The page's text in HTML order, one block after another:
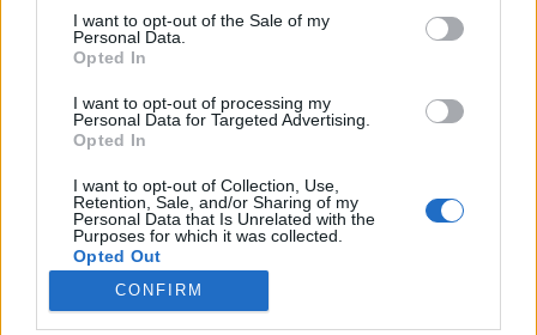
consent section.
I want to opt-out of the Sale of my
Personal Data.
Opted In
I want to opt-out of processing my
Personal Data for Targeted Advertising.
Opted In
I want to opt-out of Collection, Use,
Retention, Sale, and/or Sharing of my
Personal Data that Is Unrelated with the
Purposes for which it was collected.
Opted Out
Google consents
CONFIRM
Minden Relatív?
2008. június 25.
A Medián felmérése szerint Orbán Viktor
kiszivárogtatott beszéde miatt csökkent az MSZP és
a Fidesz támogatottsága közötti különbség: a biztos
szavazók 61 százaléka voksolna az ellenzéki pártra,
míg a szocialistákra 28 százalék. A Nézőpont
Intézet…